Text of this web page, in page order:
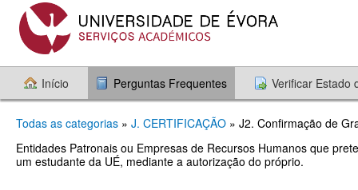
Início Perguntas Frequentes Verificar Estado
Todas as categorias » J. CERTIFICAÇÃO » J2. Confirmação de
Entidades Patronais ou Empresas de Recursos Humanos que
um estudante da UÉ, mediante a autorização do próprio.